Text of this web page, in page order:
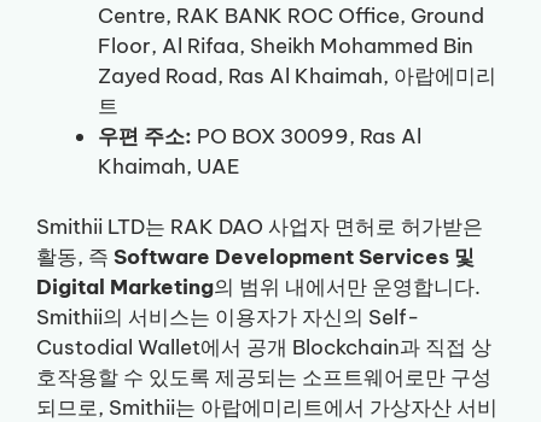
Centre, RAK BANK ROC Office, Ground
Floor, Al Rifaa, Sheikh Mohammed Bin
Zayed Road, Ras Al Khaimah, 아랍에미리
트
우편 주소: PO BOX 30099, Ras Al
Khaimah, UAE
Smithii LTD는 RAK DAO 사업자 면허로 허가받은
활동, 즉 Software Development Services 및
Digital Marketing의 범위 내에서만 운영합니다.
Smithii의 서비스는 이용자가 자신의 Self-
Custodial Wallet에서 공개 Blockchain과 직접 상
호작용할 수 있도록 제공되는 소프트웨어로만 구성
되므로, Smithii는 아랍에미리트에서 가상자산 서비